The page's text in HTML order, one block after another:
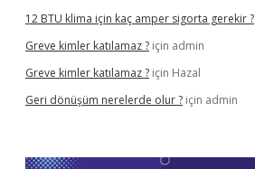
12 BTU klima için kaç amper sigorta gerekir ?
Greve kimler katılamaz ? için admin
Greve kimler katılamaz ? için Hazal
Geri dönüşüm nerelerde olur ? için admin